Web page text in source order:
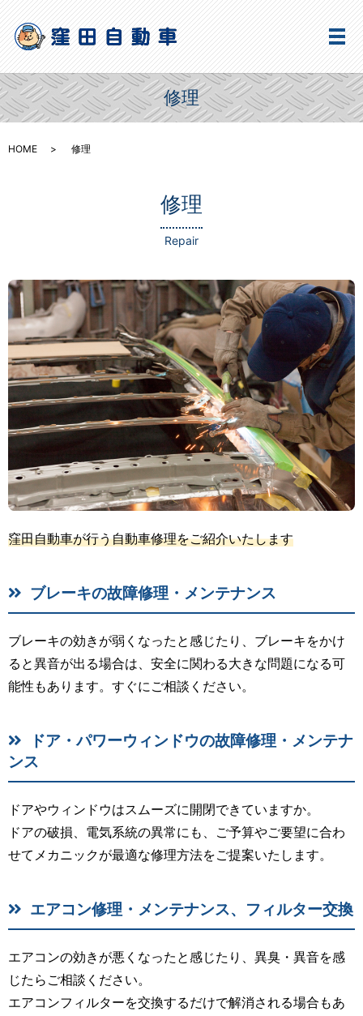
メ
修理
HOME 修理
修理
Repair
窪田自動車が行う自動車修理をご紹介いたします
ブレーキの故障修理・メンテナンス
ブレーキの効きが弱くなったと感じたり、ブレーキをかけ
ると異音が出る場合は、安全に関わる大きな問題になる可
能性もあります。すぐにご相談ください。
ドア・パワーウィンドウの故障修理・メンテナ
ンス
ドアやウィンドウはスムーズに開閉できていますか。
ドアの破損、電気系統の異常にも、ご予算やご要望に合わ
せてメカニックが最適な修理方法をご提案いたします。
エアコン修理・メンテナンス、フィルター交換
エアコンの効きが悪くなったと感じたり、異臭・異音を感
じたらご相談ください。
エアコンフィルターを交換するだけで解消される場合もあ